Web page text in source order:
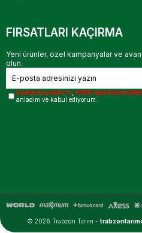
FIRSATLARI KAÇIRMA
Yeni ürünler, özel kampanyalar ve
olun.
Üyelik Koşulları'nı ,KVKK Aydınlatma
anladım ve kabul ediyorum.
© 2026 Trabzon Tarım -